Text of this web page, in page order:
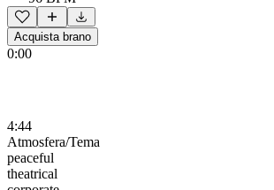
Acquista brano
0:00
4:44
Atmosfera/Tema
peaceful
theatrical